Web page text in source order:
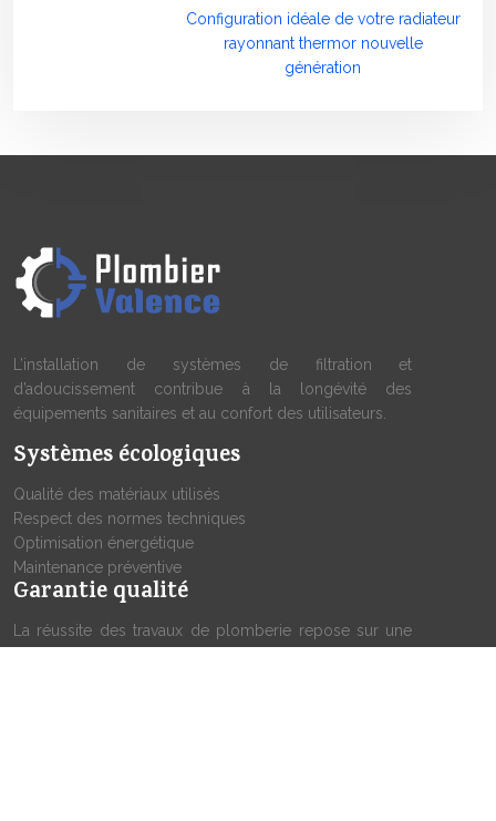
Configuration idéale de votre radiateur
rayonnant thermor nouvelle
génération
L’installation de systèmes de filtration et
d’adoucissement contribue à la longévité des
équipements sanitaires et au confort des utilisateurs.
Systèmes écologiques
Qualité des matériaux utilisés
Respect des normes techniques
Optimisation énergétique
Maintenance préventive
Garantie qualité
La réussite des travaux de plomberie repose sur une